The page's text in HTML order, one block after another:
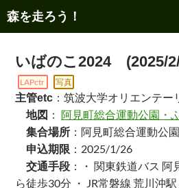
ン
森を走ろう！
検
索
いばのこ2024 (2025/
LAPctr
写真
主管etc ：筑波大学オリエンテー
地図 ： 阿見町総合運動公園・
集合場所 ：阿見町総合運動公
申込期限 ：2025/1/26
交通手段 ：・ 関東鉄道バス
ら徒歩30分 ・ JR常磐線 荒川沖